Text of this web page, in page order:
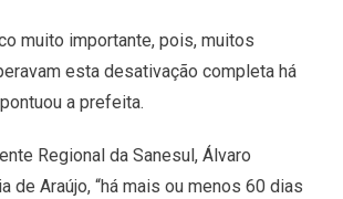
muito importante, pois, muitos
esta desativação completa há
a prefeita.
Regional da Sanesul, Álvaro
de Araújo, “há mais ou menos 60 dias